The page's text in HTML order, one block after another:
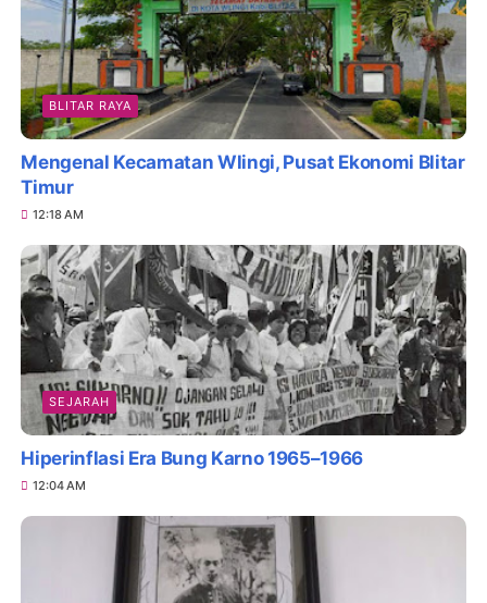
BLITAR RAYA
Mengenal Kecamatan Wlingi, Pusat Ekonomi Blitar
Timur
12:18 AM
SEJARAH
Hiperinflasi Era Bung Karno 1965–1966
12:04 AM